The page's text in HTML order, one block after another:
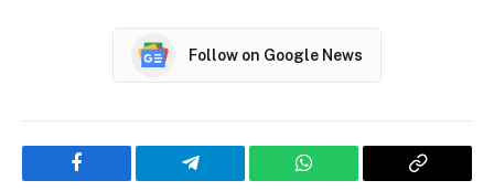
Follow on Google News
Facebook Telegram WhatsApp
Copy